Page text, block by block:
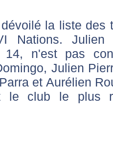
la liste des
Nations. Julien
14, n'est pas
Julien
et Aurélien
le club le plus